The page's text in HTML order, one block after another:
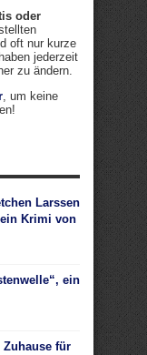
oder
oft nur kurze
jederzeit
zu ändern.
, um keine
Larssen
Krimi von
ein
für